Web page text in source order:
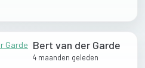
Bert van der Garde
4 maanden geleden